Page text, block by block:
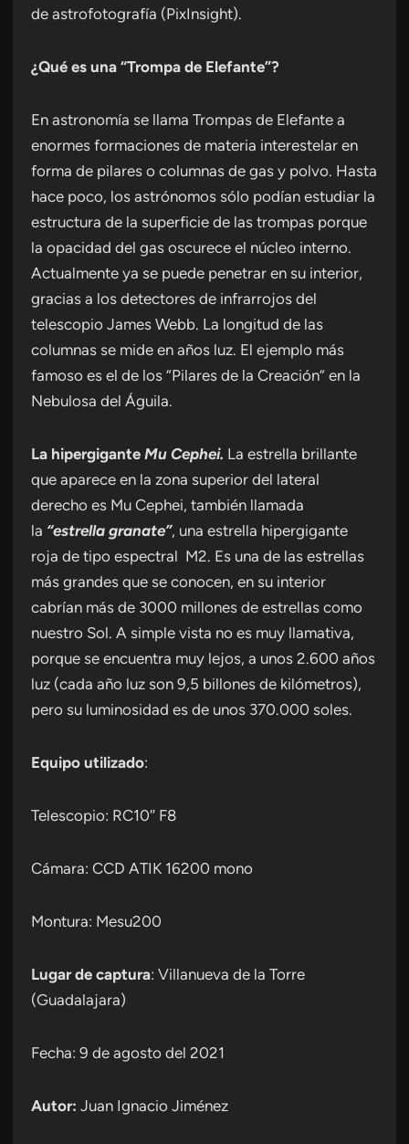
de astrofotografía (PixInsight).
¿Qué es una “Trompa de Elefante”?
En astronomía se llama Trompas de Elefante a
enormes formaciones de materia interestelar en
forma de pilares o columnas de gas y polvo. Hasta
hace poco, los astrónomos sólo podían estudiar la
estructura de la superficie de las trompas porque
la opacidad del gas oscurece el núcleo interno.
Actualmente ya se puede penetrar en su interior,
gracias a los detectores de infrarrojos del
telescopio James Webb. La longitud de las
columnas se mide en años luz. El ejemplo más
famoso es el de los “Pilares de la Creación” en la
Nebulosa del Águila.
La hipergigante Mu Cephei. La estrella brillante
que aparece en la zona superior del lateral
derecho es Mu Cephei, también llamada
la “estrella granate”, una estrella hipergigante
roja de tipo espectral M2. Es una de las estrellas
más grandes que se conocen, en su interior
cabrían más de 3000 millones de estrellas como
nuestro Sol. A simple vista no es muy llamativa,
porque se encuentra muy lejos, a unos 2.600 años
luz (cada año luz son 9,5 billones de kilómetros),
pero su luminosidad es de unos 370.000 soles.
Equipo utilizado:
Telescopio: RC10″ F8
Cámara: CCD ATIK 16200 mono
Montura: Mesu200
Lugar de captura: Villanueva de la Torre
(Guadalajara)
Fecha: 9 de agosto del 2021
Autor: Juan Ignacio Jiménez